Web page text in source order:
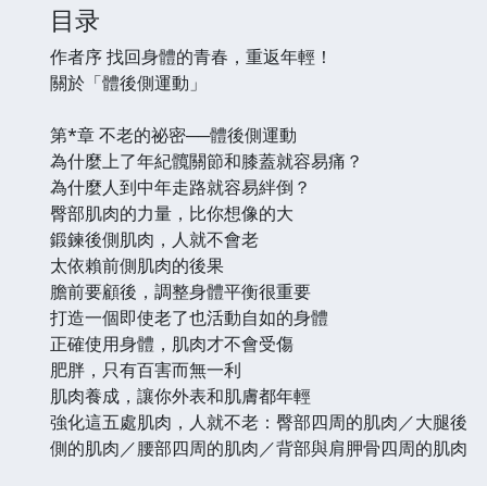
目录
作者序 找回身體的青春，重返年輕！
關於「體後側運動」
第*章 不老的祕密──體後側運動
為什麼上了年紀髖關節和膝蓋就容易痛？
為什麼人到中年走路就容易絆倒？
臀部肌肉的力量，比你想像的大
鍛鍊後側肌肉，人就不會老
太依賴前側肌肉的後果
膽前要顧後，調整身體平衡很重要
打造一個即使老了也活動自如的身體
正確使用身體，肌肉才不會受傷
肥胖，只有百害而無一利
肌肉養成，讓你外表和肌膚都年輕
強化這五處肌肉，人就不老：臀部四周的肌肉／大腿後
側的肌肉／腰部四周的肌肉／背部與肩胛骨四周的肌肉